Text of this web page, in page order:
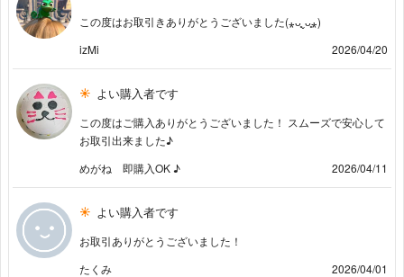
この度はお取引きありがとうございました(⁎ᴗ͈ˬᴗ͈⁎)
izMi
2026/04/20
よい購入者です
この度はご購入ありがとうございました！ スムーズで安心して
お取引出来ました♪
めがね 即購入OK ♪
2026/04/11
よい購入者です
お取引ありがとうございました！
たくみ
2026/04/01